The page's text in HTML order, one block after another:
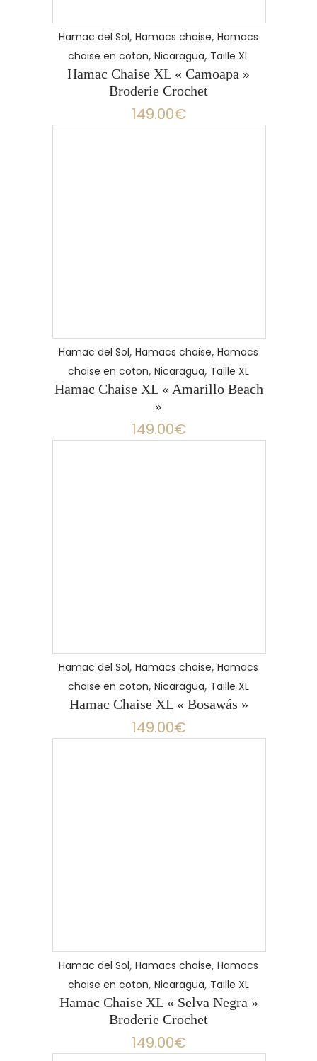
Hamac del Sol, Hamacs chaise, Hamacs
chaise en coton, Nicaragua, Taille XL
Hamac Chaise XL « Camoapa »
Broderie Crochet
149.00€
Hamac del Sol, Hamacs chaise, Hamacs
chaise en coton, Nicaragua, Taille XL
Hamac Chaise XL « Amarillo Beach
»
149.00€
Hamac del Sol, Hamacs chaise, Hamacs
chaise en coton, Nicaragua, Taille XL
Hamac Chaise XL « Bosawás »
149.00€
Hamac del Sol, Hamacs chaise, Hamacs
chaise en coton, Nicaragua, Taille XL
Hamac Chaise XL « Selva Negra »
Broderie Crochet
149.00€